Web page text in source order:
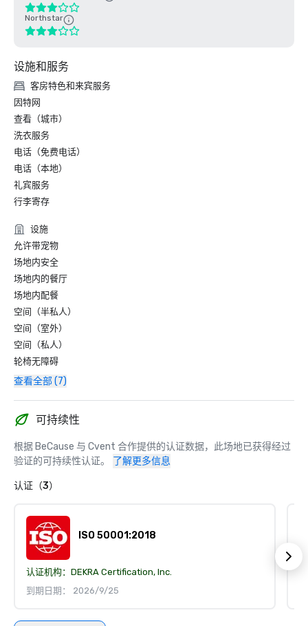
Northstar
设施和服务
客房特色和来宾服务
因特网
查看（城市）
洗衣服务
电话（免费电话）
电话（本地）
礼宾服务
行李寄存
设施
允许带宠物
场地内安全
场地内的餐厅
场地内配餐
空间（半私人）
空间（室外）
空间（私人）
轮椅无障碍
查看全部 (7)
可持续性
根据 BeCause 与 Cvent 合作提供的认证数据，此场地已获得经过
验证的可持续性认证。
了解更多信息
认证（3）
ISO 50001:2018
认证机构： DEKRA Certification, Inc.
到期日期： 2026/9/25